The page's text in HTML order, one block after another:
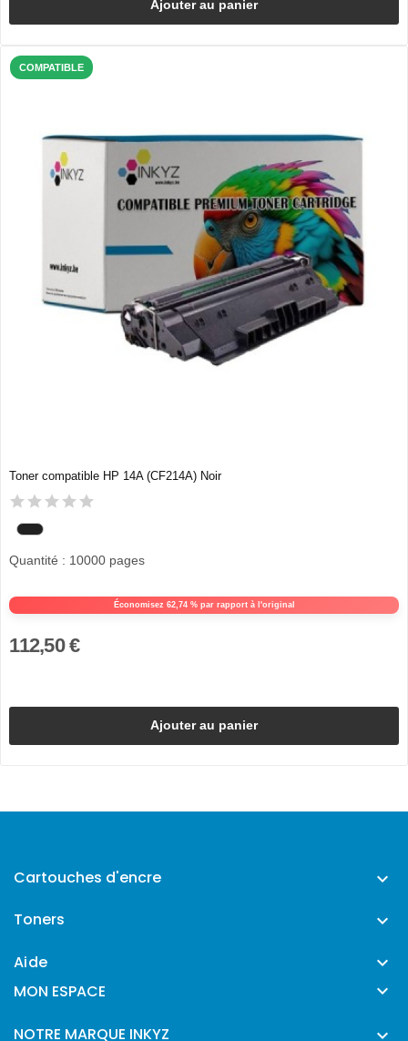
Ajouter au panier
COMPATIBLE
Toner compatible HP 14A (CF214A) Noir
Économisez 62,74 % par rapport à l'original
Quantité : 10000 pages
112,50 €
Ajouter au panier
Cartouches d'encre 
Toners 
Aide 
MON ESPACE 
NOTRE MARQUE INKYZ 